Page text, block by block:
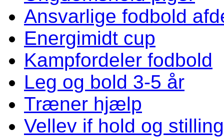
Ansvarlige fodbold
Energimidt cup
Kampfordeler fodbold
Leg og bold 3-5 år
Træner hjælp
Vellev if hold og